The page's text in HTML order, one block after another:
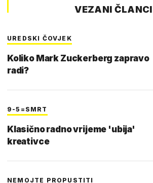
VEZANI ČLANCI
UREDSKI ČOVJEK
Koliko Mark Zuckerberg zapravo
radi?
9-5=SMRT
Klasično radno vrijeme 'ubija'
kreativce
NEMOJTE PROPUSTITI